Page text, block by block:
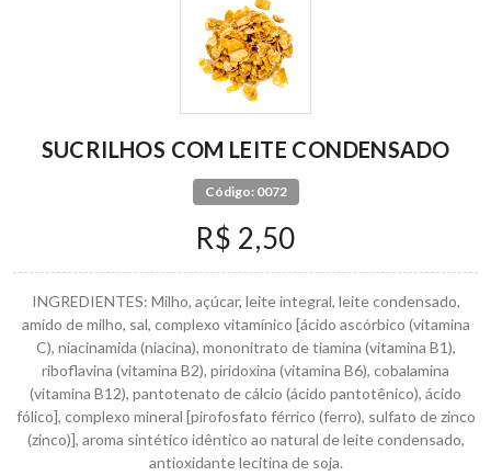
SUCRILHOS COM LEITE CONDENSADO
Código: 0072
R$ 2,50
INGREDIENTES: Milho, açúcar, leite integral, leite condensado,
amido de milho, sal, complexo vitamínico [ácido ascórbico (vitamina
C), niacinamida (niacina), mononitrato de tiamina (vitamina B1),
riboflavina (vitamina B2), piridoxina (vitamina B6), cobalamina
(vitamina B12), pantotenato de cálcio (ácido pantotênico), ácido
fólico], complexo mineral [pirofosfato férrico (ferro), sulfato de zinco
(zinco)], aroma sintético idêntico ao natural de leite condensado,
antioxidante lecitina de soja.